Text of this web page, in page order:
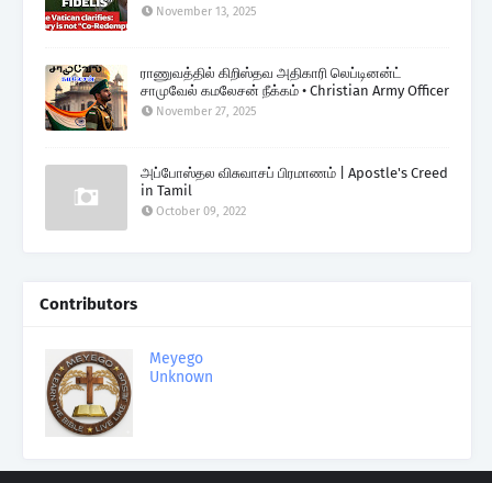
November 13, 2025
ராணுவத்தில் கிறிஸ்தவ அதிகாரி லெப்டினன்ட்
சாமுவேல் கமலேசன் நீக்கம் • Christian Army Officer
November 27, 2025
அப்போஸ்தல விசுவாசப் பிரமாணம் | Apostle's Creed
in Tamil
October 09, 2022
Contributors
Meyego
Unknown